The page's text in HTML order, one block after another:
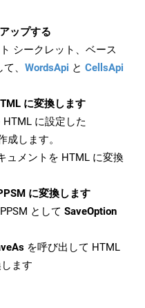
ップする
シークレット、ベース
、 WordsApi と CellsApi
に変換します
に設定した
成します。
ュメントを HTML に変換
に変換します
として SaveOption
を呼び出して HTML
ます